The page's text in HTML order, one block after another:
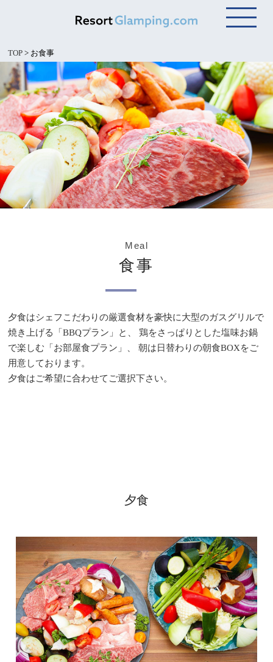
TOP > お食事
Meal
食事
夕食はシェフこだわりの厳選食材を豪快に大型のガスグリルで
焼き上げる「BBQプラン」と、
鶏をさっぱりとした塩味お鍋
で楽しむ「お部屋食プラン」、
朝は日替わりの朝食BOXをご
用意しております。
夕食はご希望に合わせてご選択下さい。
夕食